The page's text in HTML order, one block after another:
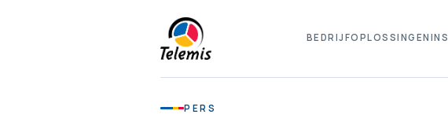
BEDRIJFOPLOSSINGEN
PERS